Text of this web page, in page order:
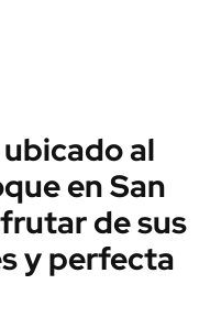
al
en San
de sus
y perfecta